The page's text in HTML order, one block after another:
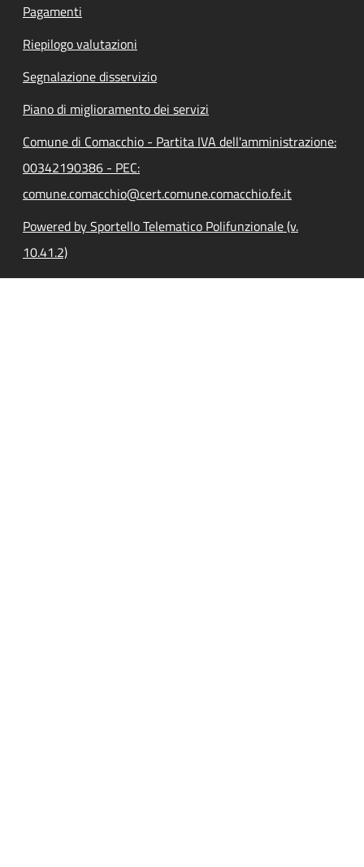
Pagamenti
Riepilogo valutazioni
Segnalazione disservizio
Piano di miglioramento dei servizi
Comune di Comacchio - Partita IVA dell'amministrazione:
00342190386 - PEC:
comune.comacchio@cert.comune.comacchio.fe.it
Powered by Sportello Telematico Polifunzionale (v.
10.41.2)